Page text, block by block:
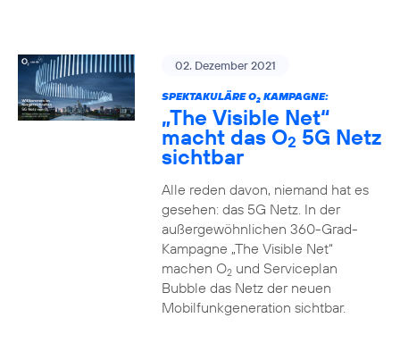
02. Dezember 2021
SPEKTAKULÄRE O2KAMPAGNE:
„The Visible Net“
macht das O2 5G Netz
sichtbar
Alle reden davon, niemand hat es
gesehen: das 5G Netz. In der
außergewöhnlichen 360-Grad-
Kampagne „The Visible Net“
machen O2und Serviceplan
Bubble das Netz der neuen
Mobilfunkgeneration sichtbar.